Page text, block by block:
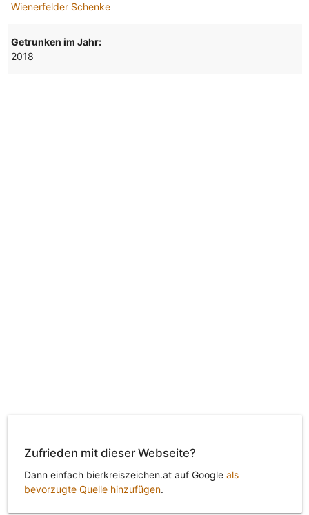
Wienerfelder Schenke
Getrunken im Jahr:
2018
Zufrieden mit dieser Webseite?
Dann einfach bierkreiszeichen.at auf Google als
bevorzugte Quelle hinzufügen.